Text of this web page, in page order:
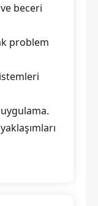
beceri
problem